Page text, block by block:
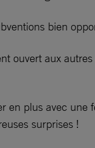
bien
ouvert aux
en plus avec
surprises !